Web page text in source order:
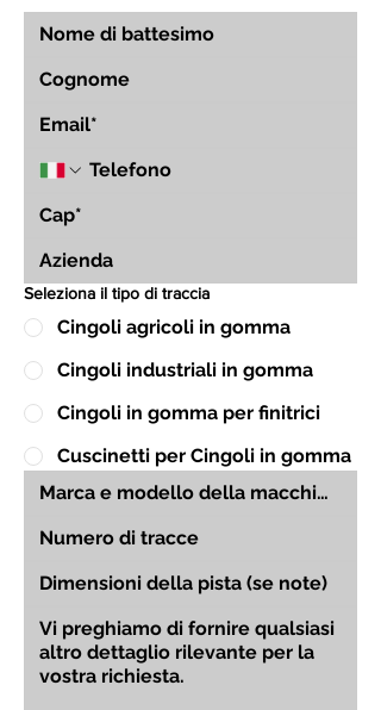
Seleziona il tipo di traccia
Cingoli agricoli in gomma
Cingoli industriali in gomma
Cingoli in gomma per finitrici
Cuscinetti per Cingoli in gomma